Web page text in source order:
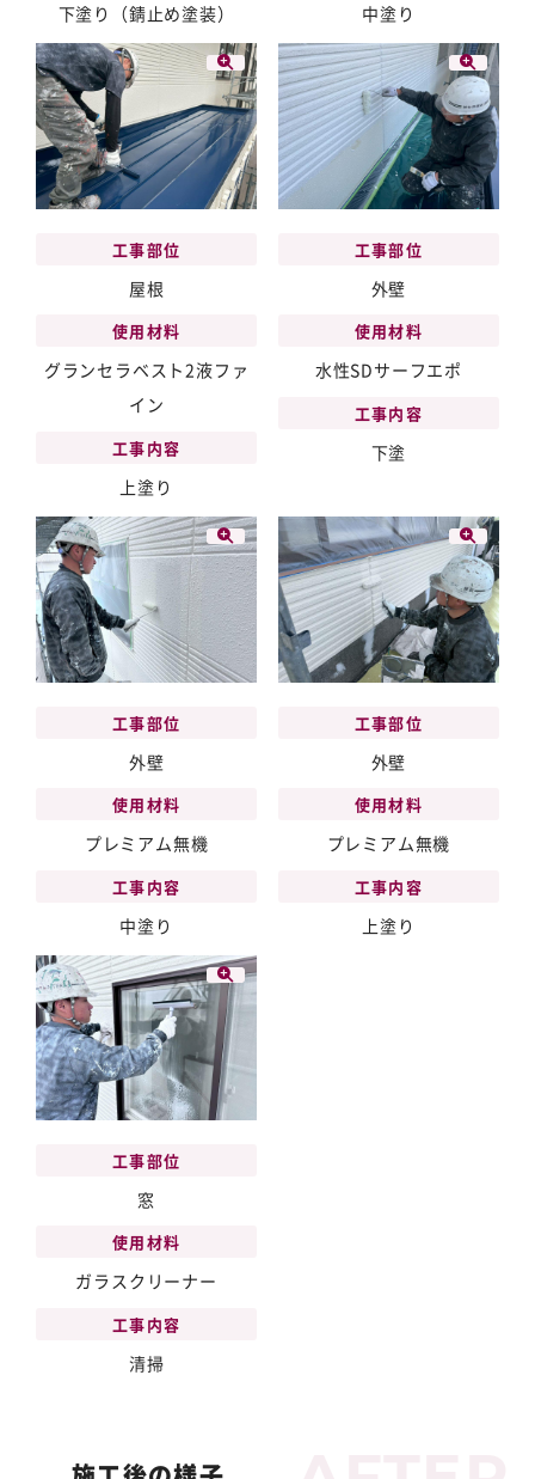
下塗り（錆止め塗装） 中塗り
工事部位
屋根
使用材料
グランセラベスト2液ファ
イン
工事内容
上塗り
工事部位
外壁
使用材料
水性SDサーフエポ
工事内容
下塗
工事部位
外壁
使用材料
プレミアム無機
工事内容
中塗り
工事部位
外壁
使用材料
プレミアム無機
工事内容
上塗り
工事部位
窓
使用材料
ガラスクリーナー
工事内容
清掃